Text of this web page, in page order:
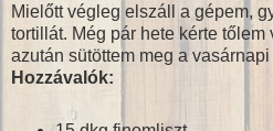
Mielőtt végleg elszáll a gépem,
tortillát. Még pár hete kérte tőlem
azután sütöttem meg a
Hozzávalók: